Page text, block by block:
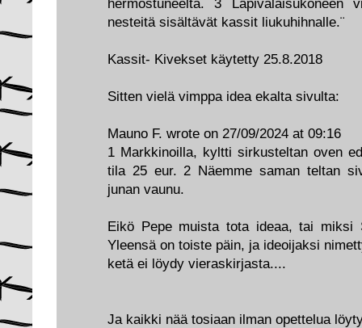
hermostuneelta. 3 Läpivalaisukoneen
nesteitä sisältävät kassit liukuhihnalle.¨
Kassit- Kivekset käytetty 25.8.2018
Sitten vielä vimppa idea ekalta sivulta:
Mauno F. wrote on 27/09/2024 at 09:16
1 Markkinoilla, kyltti sirkusteltan oven
tila 25 eur. 2 Näemme saman teltan
junan vaunu.
Eikö Pepe muista tota ideaa, tai miksi
Yleensä on toiste päin, ja ideoijaksi
ketä ei löydy vieraskirjasta....
Ja kaikki nää tosiaan ilman opettelua